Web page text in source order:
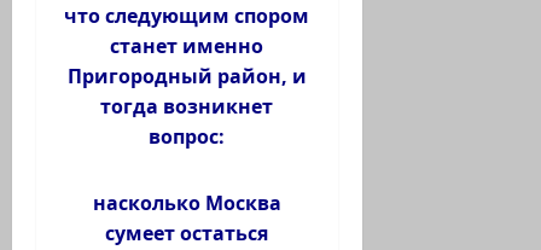
что следующим спором
станет именно
Пригородный район, и
тогда возникнет
вопрос:
насколько Москва
сумеет остаться